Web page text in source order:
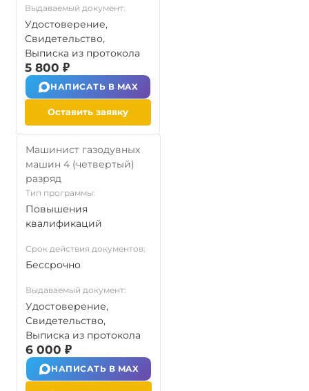
Выдаваемый документ:
Удостоверение,
Свидетельство,
Выписка из протокола
5 800 ₽
НАПИСАТЬ В MAX
Оставить заявку
Машинист газодувных
машин 4 (четвертый)
разряд
Тип программы:
Повышения
квалификаций
Срок действия документов:
Бессрочно
Выдаваемый документ:
Удостоверение,
Свидетельство,
Выписка из протокола
6 000 ₽
НАПИСАТЬ В MAX